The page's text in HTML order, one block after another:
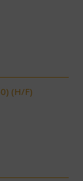
(H/F)